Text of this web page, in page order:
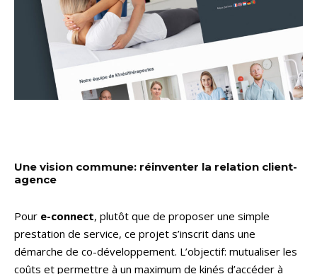
Une vision commune: réinventer la relation client-
agence
Pour e-connect, plutôt que de proposer une simple
prestation de service, ce projet s’inscrit dans une
démarche de co-développement. L’objectif: mutualiser les
coûts et permettre à un maximum de kinés d’accéder à